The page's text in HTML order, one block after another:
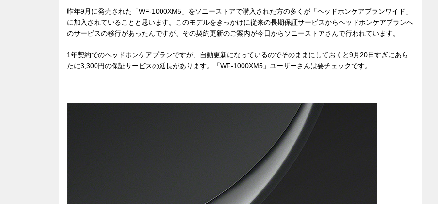
昨年9月に発売された「WF-1000XM5」をソニーストアで購入された方の多くが「ヘッドホンケアプランワイド」
に加入されていることと思います。このモデルをきっかけに従来の長期保証サービスからヘッドホンケアプランへ
のサービスの移行があったんですが、その契約更新のご案内が今日からソニーストアさんで行われています。
1年契約でのヘッドホンケアプランですが、自動更新になっているのでそのままにしておくと9月20日すぎにあら
たに3,300円の保証サービスの延長があります。「WF-1000XM5」ユーザーさんは要チェックです。